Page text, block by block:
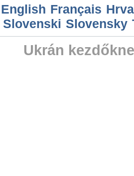
English Français
Slovenski Slovensky
Ukrán